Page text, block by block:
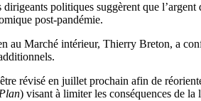
politiques suggèrent que
post-pandémie.
au Marché intérieur, Thierry Breton, a
révisé en juillet prochain afin de
) visant à limiter les conséquences de